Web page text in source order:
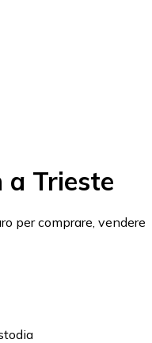
a Trieste
per comprare, vendere